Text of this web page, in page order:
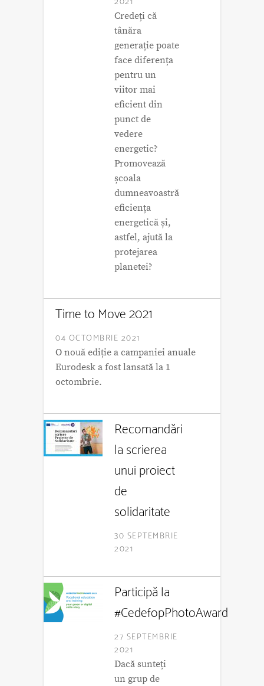
Credeți că
tânăra
generație poate
face diferența
pentru un
viitor mai
eficient din
punct de
vedere
energetic?
Promovează
școala
dumneavoastră
eficiența
energetică și,
astfel, ajută la
protejarea
planetei?
Time to Move 2021
04 OCTOMBRIE 2021
O nouă ediție a campaniei anuale
Eurodesk a fost lansată la 1
octombrie.
Recomandări
la scrierea
unui proiect
de
solidaritate
30 SEPTEMBRIE
2021
Participă la
#CedefopPhotoAward
27 SEPTEMBRIE
2021
Dacă sunteți
un grup de